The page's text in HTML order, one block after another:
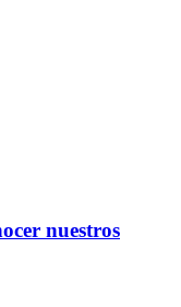
nuestros